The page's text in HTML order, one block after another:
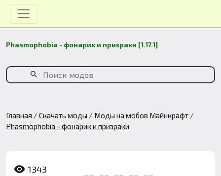
Phasmophobia - фонарик и призраки [1.17.1]
Главная Скачать моды
Моды на мобов Майнкрафт
Phasmophobia - фонарик и призраки
1343